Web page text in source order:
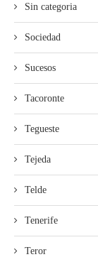
Sin categoria
Sociedad
Sucesos
Tacoronte
Tegueste
Tejeda
Telde
Tenerife
Teror